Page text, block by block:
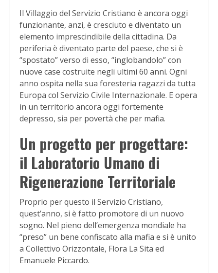
Il Villaggio del Servizio Cristiano è ancora oggi
funzionante, anzi, è cresciuto e diventato un
elemento imprescindibile della cittadina. Da
periferia è diventato parte del paese, che si è
“spostato” verso di esso, “inglobandolo” con
nuove case costruite negli ultimi 60 anni. Ogni
anno ospita nella sua foresteria ragazzi da tutta
Europa col Servizio Civile Internazionale. E opera
in un territorio ancora oggi fortemente
depresso, sia per povertà che per mafia.
Un progetto per progettare:
il Laboratorio Umano di
Rigenerazione Territoriale
Proprio per questo il Servizio Cristiano,
quest’anno, si è fatto promotore di un nuovo
sogno. Nel pieno dell’emergenza mondiale ha
“preso” un bene confiscato alla mafia e si è unito
a Collettivo Orizzontale, Flora La Sita ed
Emanuele Piccardo.